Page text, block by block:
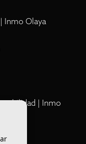
Inmo Olaya
| Inmo